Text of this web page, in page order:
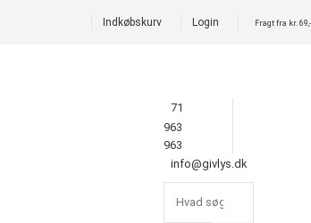
Indkøbskurv Login Fragt fra kr. 69,-
71
963
963
info@givlys.dk